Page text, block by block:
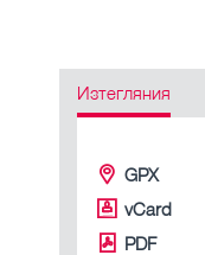
Изтегляния
GPX
vCard
PDF